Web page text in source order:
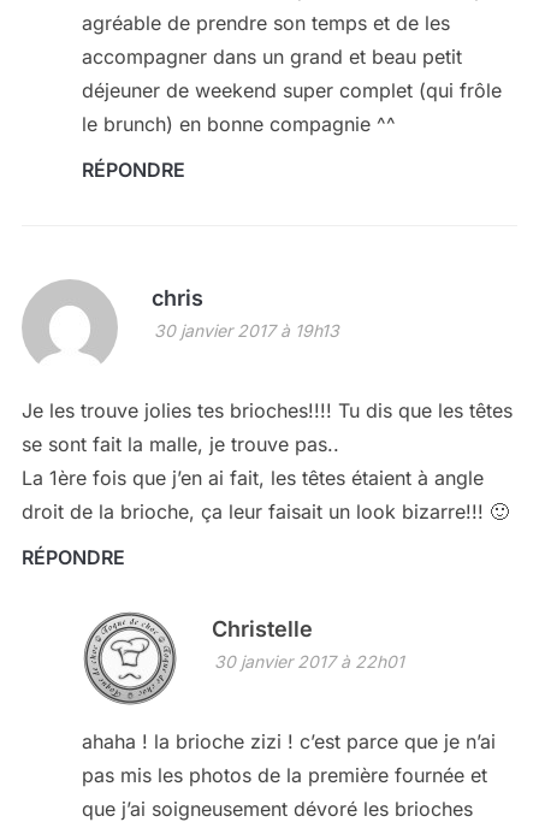
agréable de prendre son temps et de les
accompagner dans un grand et beau petit
déjeuner de weekend super complet (qui frôle
le brunch) en bonne compagnie ^^
RÉPONDRE
chris
30 janvier 2017 à 19h13
Je les trouve jolies tes brioches!!!! Tu dis que les têtes
se sont fait la malle, je trouve pas..
La 1ère fois que j’en ai fait, les têtes étaient à angle
droit de la brioche, ça leur faisait un look bizarre!!! 🙂
RÉPONDRE
Christelle
30 janvier 2017 à 22h01
ahaha ! la brioche zizi ! c’est parce que je n’ai
pas mis les photos de la première fournée et
que j’ai soigneusement dévoré les brioches